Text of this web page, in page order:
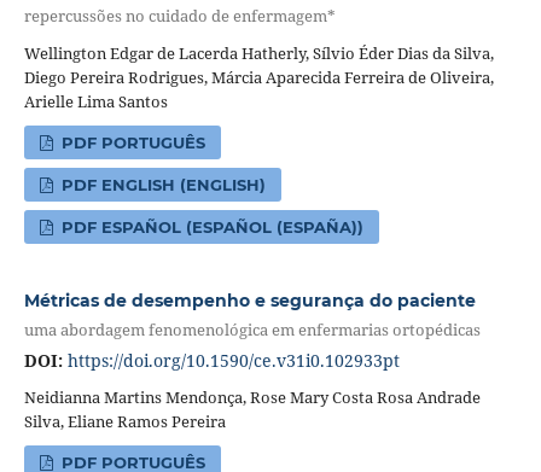
repercussões no cuidado de enfermagem*
Wellington Edgar de Lacerda Hatherly, Sílvio Éder Dias da Silva,
Diego Pereira Rodrigues, Márcia Aparecida Ferreira de Oliveira,
Arielle Lima Santos
PDF PORTUGUÊS
PDF ENGLISH (ENGLISH)
PDF ESPAÑOL (ESPAÑOL (ESPAÑA))
Métricas de desempenho e segurança do paciente
uma abordagem fenomenológica em enfermarias ortopédicas
DOI: https://doi.org/10.1590/ce.v31i0.102933pt
Neidianna Martins Mendonça, Rose Mary Costa Rosa Andrade
Silva, Eliane Ramos Pereira
PDF PORTUGUÊS